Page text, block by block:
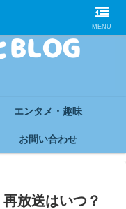
エンタメ・趣味
お問い合わせ
放送はいつ？
MENU